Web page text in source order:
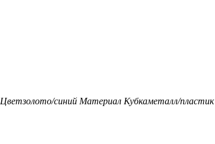
Цветзолото/синий Материал Кубкаметалл/пластик